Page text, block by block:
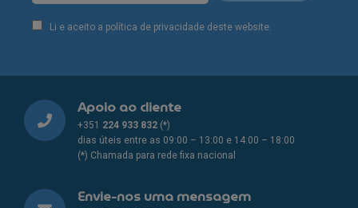
Li e aceito a política de privacidade deste website.
Apoio ao cliente
+351 224 933 832 (*)
dias úteis entre as 09:00 – 13:00 e 14:00 – 18:00
(*) Chamada para rede fixa nacional
Envie-nos uma mensagem